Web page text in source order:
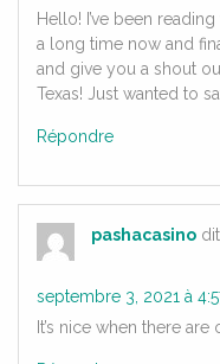
Hello! I’ve been
a long time now and
and give you a shout
Texas! Just wanted to
Répondre
pashacasino
septembre 3, 2021 à
It’s nice when there are